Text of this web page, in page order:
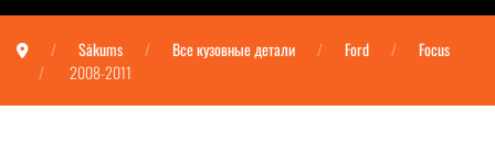
Sākums Все кузовные детали Ford
Focus
2008-2011